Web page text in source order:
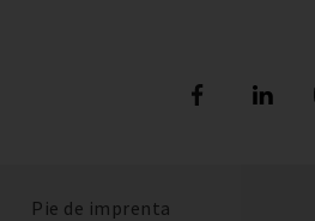
Pie de imprenta